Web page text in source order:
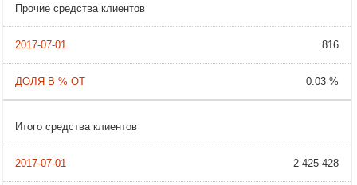
Прочие средства клиентов
816
0.03 %
Итого средства клиентов
2 425 428